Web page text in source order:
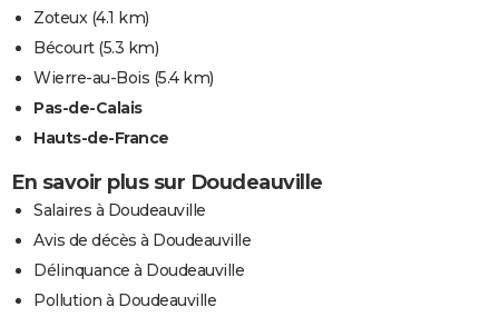
Zoteux(4.1 km)
Bécourt(5.3 km)
Wierre-au-Bois (5.4 km)
Pas-de-Calais
Hauts-de-France
En savoir plus sur Doudeauville
Salaires à Doudeauville
Avis de décès à Doudeauville
Délinquance à Doudeauville
Pollution à Doudeauville